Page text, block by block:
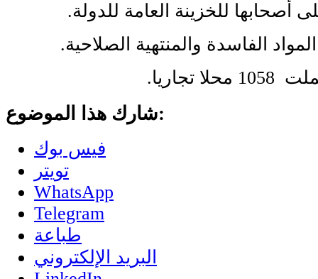
أصحابها للخزينة العامة للدولة.
1058 محلا تجاريا.
شارك هذا الموضوع:
فيس بوك
تويتر
WhatsApp
Telegram
طباعة
البريد الإلكتروني